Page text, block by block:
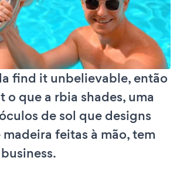
find it unbelievable, então
o que a rbia shades, uma
de sol que designs
feitas à mão, tem